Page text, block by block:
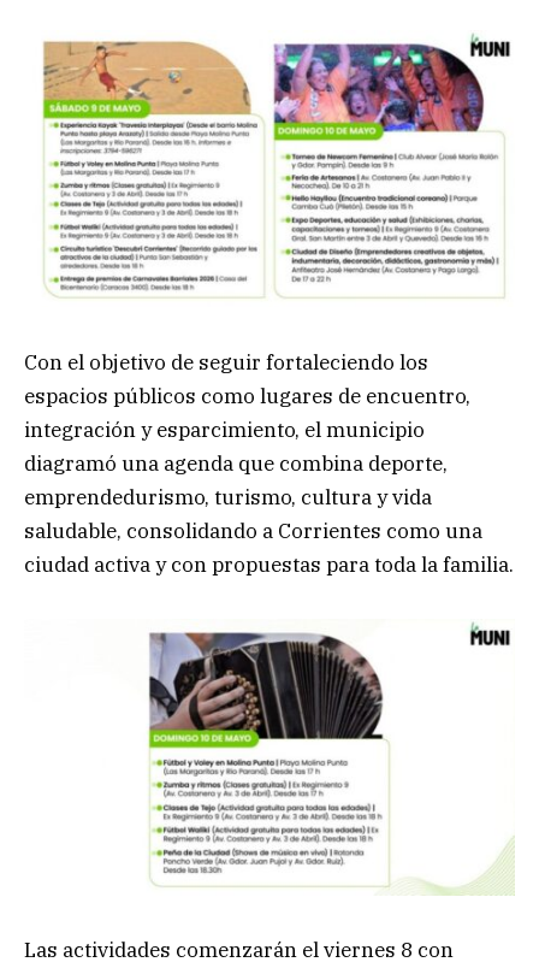
Con el objetivo de seguir fortaleciendo los
espacios públicos como lugares de encuentro,
integración y esparcimiento, el municipio
diagramó una agenda que combina deporte,
emprendedurismo, turismo, cultura y vida
saludable, consolidando a Corrientes como una
ciudad activa y con propuestas para toda la familia.
Las actividades comenzarán el viernes 8 con